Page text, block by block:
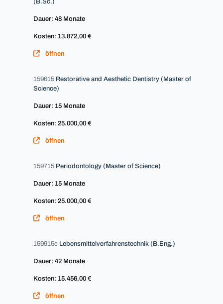
(B.Sc.)
Dauer: 48 Monate
Kosten: 13.872,00 €
öffnen
159615 Restorative and Aesthetic Dentistry (Master of
Science)
Dauer: 15 Monate
Kosten: 25.000,00 €
öffnen
159715 Periodontology (Master of Science)
Dauer: 15 Monate
Kosten: 25.000,00 €
öffnen
159915c Lebensmittelverfahrenstechnik (B.Eng.)
Dauer: 42 Monate
Kosten: 15.456,00 €
öffnen